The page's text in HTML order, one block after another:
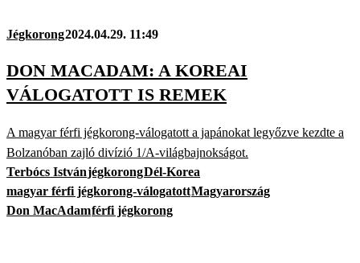
Jégkorong2024.04.29. 11:49
DON MACADAM: A KOREAI
VÁLOGATOTT IS REMEK
A magyar férfi jégkorong-válogatott a japánokat legyőzve kezdte a
Bolzanóban zajló divízió 1/A-világbajnokságot.
Terbócs IstvánjégkorongDél-Korea
magyar férfi jégkorong-válogatottMagyarország
Don MacAdamférfi jégkorong